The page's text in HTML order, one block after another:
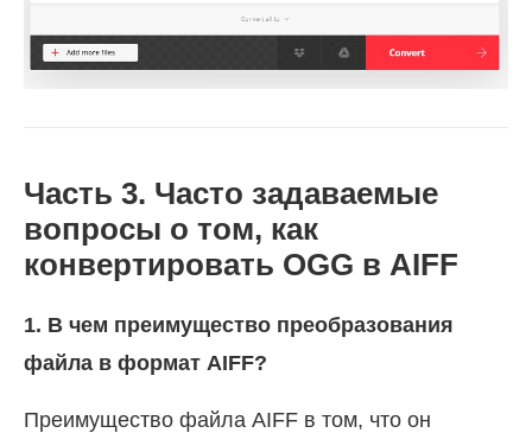
Часть 3. Часто задаваемые
вопросы о том, как
конвертировать OGG в AIFF
1. В чем преимущество преобразования
файла в формат AIFF?
Преимущество файла AIFF в том, что он